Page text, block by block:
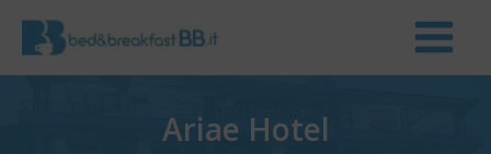
Ariae Hotel